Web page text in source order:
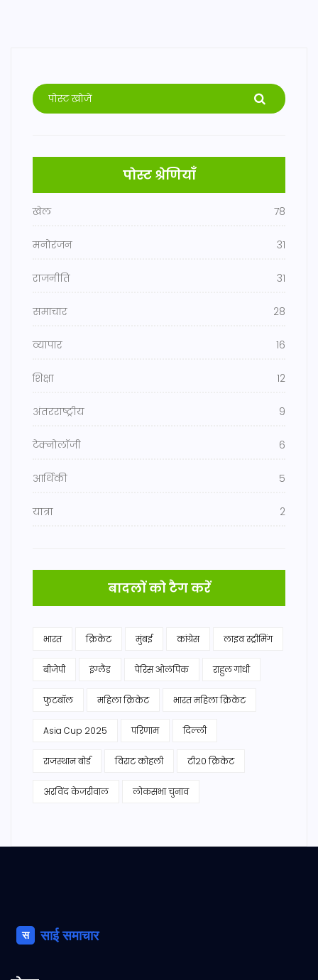
पोस्ट श्रेणियाँ
खेल 78
मनोरंजन 31
राजनीति 31
समाचार 28
व्यापार 16
शिक्षा 12
अंतरराष्ट्रीय 9
टेक्नोलॉजी 6
आर्थिकी 5
यात्रा 2
बादलों को टैग करें
भारत क्रिकेट मुंबई कांग्रेस लाइव स्ट्रीमिंग
बीजेपी इंग्लैंड पेरिस ओलंपिक राहुल गांधी
फुटबॉल महिला क्रिकेट भारत महिला क्रिकेट
Asia Cup 2025 परिणाम दिल्ली
राजस्थान बोर्ड विराट कोहली टी20 क्रिकेट
अरविंद केजरीवाल लोकसभा चुनाव